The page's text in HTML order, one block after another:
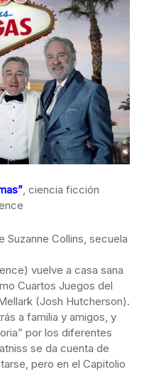
, ciencia ficción
Suzanne Collins, secuela
vuelve a casa sana
Cuartos Juegos del
(Josh Hutcherson).
a familia y amigos, y
por los diferentes
se da cuenta de
pero en el Capitolio